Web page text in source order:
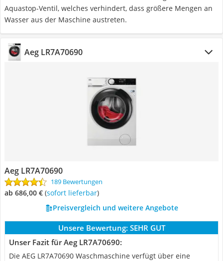
Aquastop-Ventil, welches verhindert, dass größere Mengen an
Wasser aus der Maschine austreten.
Aeg LR7A70690
Aeg LR7A70690
189 Bewertungen
ab 686,00 € ( Sofort lieferbar)
Preisvergleich und weitere Angebote
Unsere Bewertung: SEHR GUT
Unser Fazit für Aeg LR7A70690:
Die AEG LR7A70690 Waschmaschine verfügt über eine